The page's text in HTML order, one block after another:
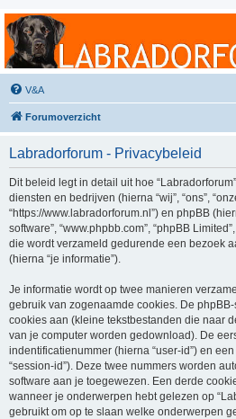
Labradorforum
Het gezelligste Labradorforum van Nederland en
V&A
Forumoverzicht
Labradorforum - Privacybeleid
Dit beleid legt in detail uit hoe
diensten en bedrijven (hierna “wij”, “ons”,
“https://www.labradorforum.nl”) en phpBB
software”, “www.phpbb.com”, “phpBB
die wordt verzameld gedurende een bezoek
(hierna “je informatie”).
Je informatie wordt op twee manieren
gebruik van zogenaamde cookies. De
cookies aan (kleine tekstbestanden die naar
van je computer worden gedownload). De
indentificatienummer (hierna “user-id”) en
“session-id”). Deze twee nummers worden
software aan je toegewezen. Een derde
wanneer je onderwerpen hebt gelezen op
gebruikt om op te slaan welke onderwerpen